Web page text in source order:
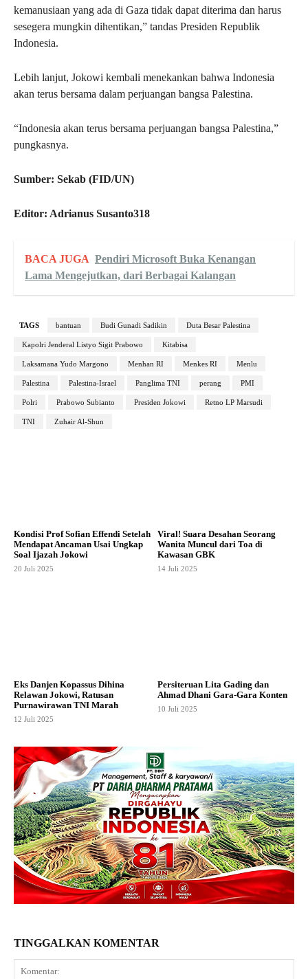
kemanusiaan yang ada di Gaza tidak dapat diterima dan harus
sesegera mungkin dihentikan,” tandas Presiden Republik
Indonesia.
Lebih lanjut, Jokowi kembali menekankan bahwa Indonesia
akan terus bersama dalam perjuangan bangsa Palestina.
“Indonesia akan terus bersama perjuangan bangsa Palestina,”
pungkasnya.
Sumber: Sekab (FID/UN)
Editor: Adrianus Susanto318
BACA JUGA Pendiri Microsoft Buka Kenangan
Lama Mengejutkan, dari Berbagai Kalangan
TAGS bantuan Budi Gunadi Sadikin Duta Besar Palestina
Kapolri Jenderal Listyo Sigit Prabowo Kitabisa
Laksamana Yudo Margono Menhan RI Menkes RI Menlu
Palestina Palestina-Israel Panglima TNI perang PMI
Polri Prabowo Subianto Presiden Jokowi Retno LP Marsudi
TNI Zuhair Al-Shun
Kondisi Prof Sofian Effendi Setelah
Mendapat Ancaman Usai Ungkap
Soal Ijazah Jokowi
20 Juli 2025
Viral! Suara Desahan Seorang
Wanita Muncul dari Toa di
Kawasan GBK
14 Juli 2025
Eks Danjen Kopassus Dihina
Relawan Jokowi, Ratusan
Purnawirawan TNI Marah
12 Juli 2025
Persiteruan Lita Gading dan
Ahmad Dhani Gara-Gara Konten
10 Juli 2025
TINGGALKAN KOMENTAR